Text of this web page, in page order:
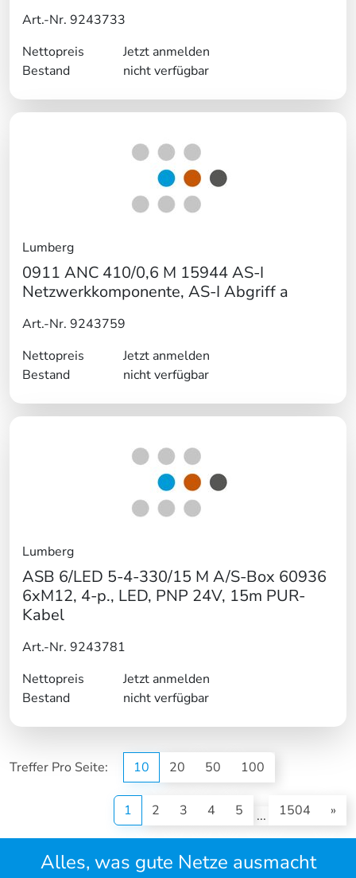
Art.-Nr. 9243733
Nettopreis
Jetzt anmelden
Bestand
nicht verfügbar
Lumberg
0911 ANC 410/0,6 M 15944 AS-I
Netzwerkkomponente, AS-I Abgriff a
Art.-Nr. 9243759
Nettopreis
Jetzt anmelden
Bestand
nicht verfügbar
Lumberg
ASB 6/LED 5-4-330/15 M A/S-Box 60936
6xM12, 4-p., LED, PNP 24V, 15m PUR-
Kabel
Art.-Nr. 9243781
Nettopreis
Jetzt anmelden
Bestand
nicht verfügbar
Treffer Pro Seite: 10 20 50 100
1 (current)
2 3 4 5 ... 1504 »
Alles, was gute Netze ausmacht